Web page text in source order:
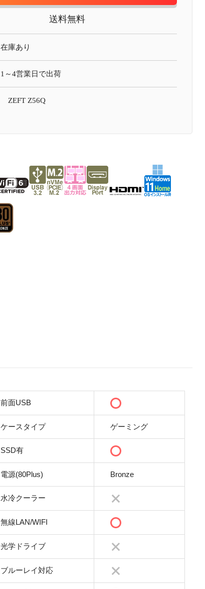
送料無料
在庫あり
1～4営業日で出荷
ZEFT Z56Q
前面USB
ケースタイプ ゲーミング
SSD有
電源(80Plus) Bronze
水冷クーラー
無線LAN/WIFI
光学ドライブ
ブルーレイ対応